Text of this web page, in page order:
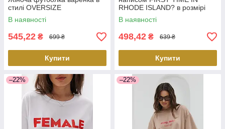
стилі OVERSIZE
В наявності
545,22 ₴ 699 ₴
Купити
RHODE ISLAND? в розмірі
SIZE ONE
В наявності
498,42 ₴ 639 ₴
Купити
–22% –22%